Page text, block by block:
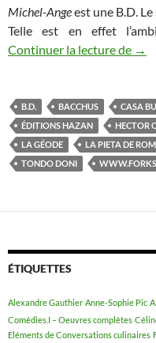
Michel-Angeest une B.D.
Telle est en effet
Continuer la lecture de →
B.D. BACCHUS CASA
ÉDITIONS HAZAN
HECTOR
LA GÉODE
LA PIETA DE
TONDO DONI
ÉTIQUETTES
Alexandre Gauthier Anne-Sophie Pic
Comédies.I – Oeuvres complètes
Eléments de Conversations culinaires